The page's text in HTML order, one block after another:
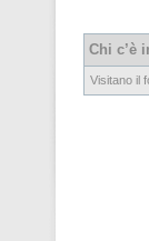
Chi c’è
Visitano il